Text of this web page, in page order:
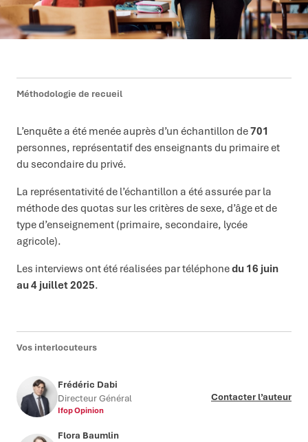
Méthodologie de recueil
L’enquête a été menée auprès d’un échantillon de701
personnes, représentatif des enseignants du primaire et
du secondaire du privé.
La représentativité de l’échantillon a été assurée par la
méthode des quotas sur les critères de sexe, d’âge et de
type d’enseignement (primaire, secondaire, lycée
agricole).
Les interviews ont été réalisées par téléphonedu 16 juin
au 4 juillet 2025.
Vos interlocuteurs
Frédéric Dabi
Directeur Général
Ifop Opinion
Contacter l’auteur
Flora Baumlin